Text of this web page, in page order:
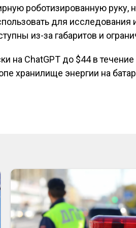
роботизированную руку,
для исследования
из-за габаритов и
на ChatGPT до $44 в течение
хранилище энергии на